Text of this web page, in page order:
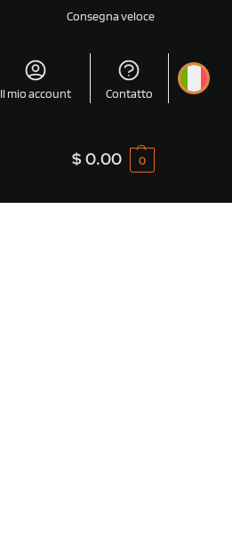
Consegna veloce
Il mio account Contatto
$ 0.00 0